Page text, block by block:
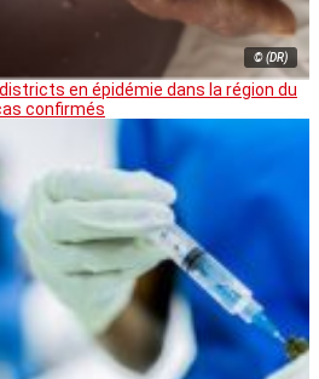
© (DR)
districts en épidémie dans la région du
confirmés